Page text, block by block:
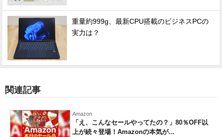
重量約999g、最新CPU搭載のビジネスPCの
実力は？
関連記事
Amazon
「え、こんなセールやってたの？」80％OFF以
上が続々登場！Amazonの本気が...